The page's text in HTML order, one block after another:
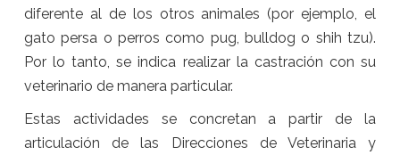
diferente al de los otros animales (por ejemplo, el
gato persa o perros como pug, bulldog o shih tzu).
Por lo tanto, se indica realizar la castración con su
veterinario de manera particular.
Estas actividades se concretan a partir de la
articulación de las Direcciones de Veterinaria y